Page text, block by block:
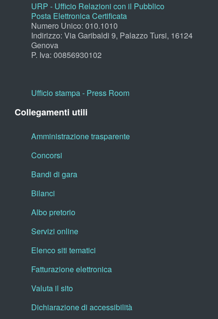
URP - Ufficio Relazioni con il Pubblico
Posta Elettronica Certificata
Numero Unico: 010.1010
Indirizzo: Via Garibaldi 9, Palazzo Tursi, 16124
Genova
P. Iva: 00856930102
Ufficio stampa - Press Room
Collegamenti utili
Amministrazione trasparente
Concorsi
Bandi di gara
Bilanci
Albo pretorio
Servizi online
Elenco siti tematici
Fatturazione elettronica
Valuta il sito
Dichiarazione di accessibilità